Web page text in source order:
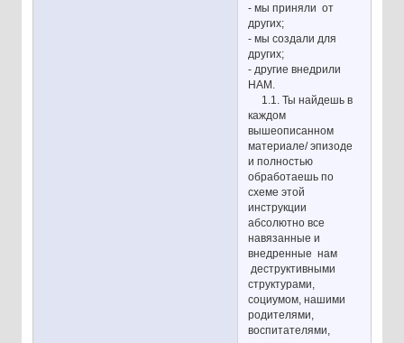
- мы приняли от
других;
- мы создали для
других;
- другие внедрили
НАМ.
1.1. Ты найдешь в
каждом
вышеописанном
материале/ эпизоде
и полностью
обработаешь по
схеме этой
инструкции
абсолютно все
навязанные и
внедренные нам
деструктивными
структурами,
социумом, нашими
родителями,
воспитателями,